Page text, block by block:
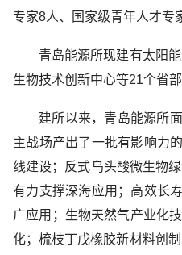
专家8人、国家级青年人才专
青岛能源所现建有太阳
生物技术创新中心等21个省部
建所以来，青岛能源所
主战场产出了一批有影响力
线建设；反式乌头酸微生物
有力支撑深海应用；高效长
广应用；生物天然气产业化
化；梳枝丁戊橡胶新材料创